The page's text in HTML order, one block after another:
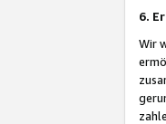
6.
Wir